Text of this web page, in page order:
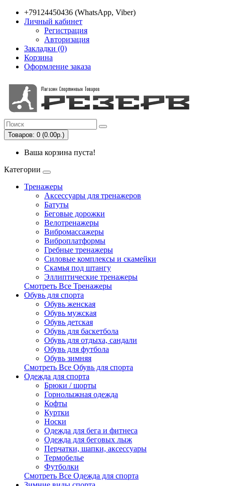
+79124450436 (WhatsApp, Viber)
Личный кабинет
Регистрация
Авторизация
Закладки (0)
Корзина
Оформление заказа
Товаров: 0 (0.00р.)
Ваша корзина пуста!
Категории
Тренажеры
Аксессуары для тренажеров
Батуты
Беговые дорожки
Велотренажеры
Вибромассажеры
Виброплатформы
Гребные тренажеры
Силовые комплексы и скамейки
Скамья под штангу
Эллиптические тренажеры
Смотреть Все Тренажеры
Обувь для спорта
Обувь женская
Обувь мужская
Обувь детская
Обувь для баскетбола
Обувь для отдыха, сандали
Обувь для футбола
Обувь зимняя
Смотреть Все Обувь для спорта
Одежда для спорта
Брюки / шорты
Горнолыжная одежда
Кофты
Куртки
Носки
Одежда для бега и фитнеса
Одежда для беговых лыж
Перчатки, шапки, аксессуары
Термобелье
Футболки
Смотреть Все Одежда для спорта